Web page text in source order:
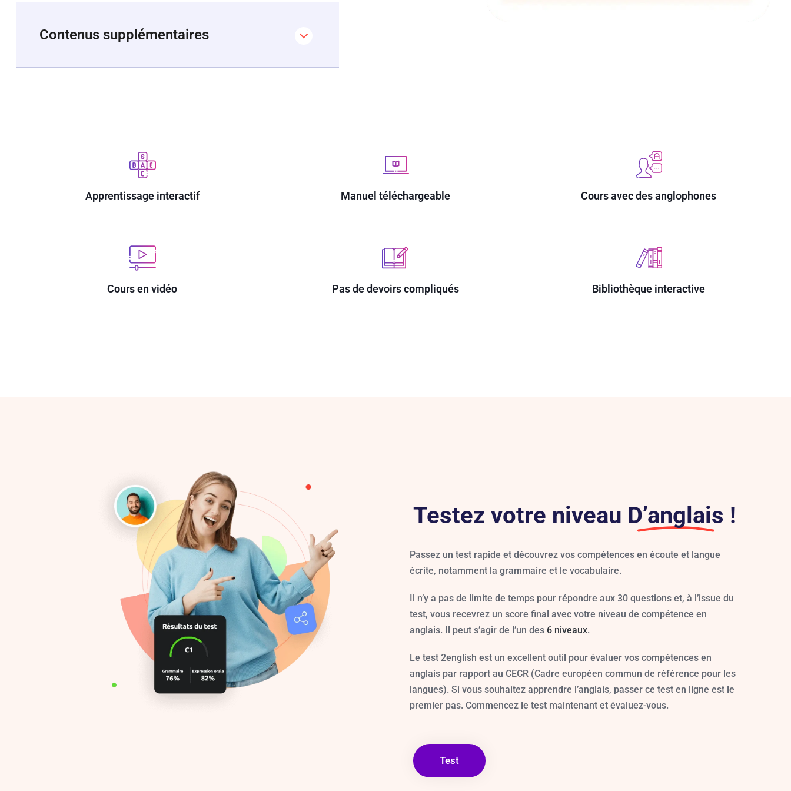
Contenus supplémentaires
Apprentissage interactif Manuel téléchargeable Cours avec des anglophones
Cours en vidéo Pas de devoirs compliqués Bibliothèque interactive
Testez votre niveau D’anglais !
Passez un test rapide et découvrez vos compétences en écoute et langue
écrite, notamment la grammaire et le vocabulaire.
Il n’y a pas de limite de temps pour répondre aux 30 questions et, à l’issue du
test, vous recevrez un score final avec votre niveau de compétence en
anglais. Il peut s’agir de l’un des 6 niveaux.
Le test 2english est un excellent outil pour évaluer vos compétences en
anglais par rapport au CECR (Cadre européen commun de référence pour les
langues). Si vous souhaitez apprendre l’anglais, passer ce test en ligne est le
premier pas. Commencez le test maintenant et évaluez-vous.
Test